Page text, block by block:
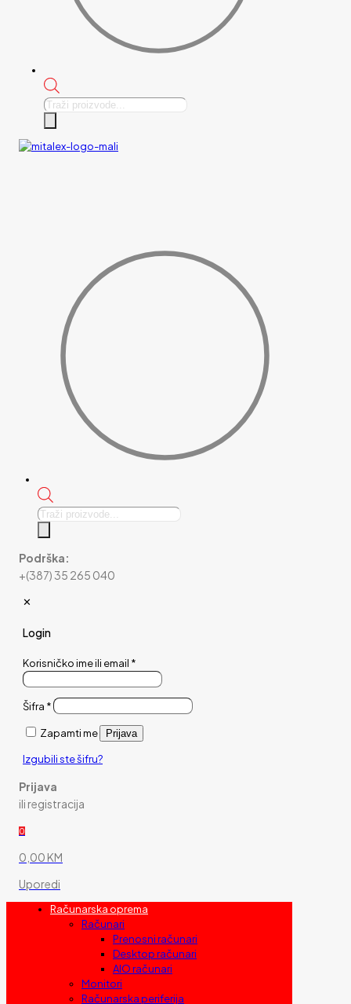
Products
Products
Podrška:
+(387) 35 265 040
✕
Login
Korisničko ime ili email *
Šifra *
Zapamti me Prijava
Izgubili ste šifru?
Prijava
ili registracija
0
0,00 KM
Uporedi
Računarska oprema
Računari
Prenosni računari
Desktop računari
AIO računari
Monitori
Računarska periferija